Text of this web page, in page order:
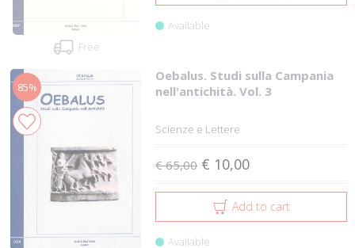
Free
Available
85%
Oebalus. Studi sulla Campania
nell'antichità. Vol. 3
Scienze e Lettere
€ 65,00 € 10,00
Add to cart
Available